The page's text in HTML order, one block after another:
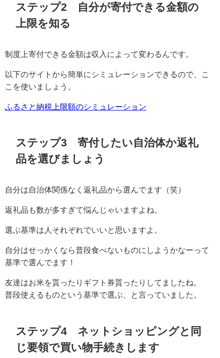
ステップ2 自分が寄付できる金額の
上限を知る
制度上寄付できる金額は収入によって変わるんです。
以下のサイトから簡単にシミュレーションできるので、こ
こを使いましょう。
ふるさと納税上限額のシミュレーション
ステップ3 寄付したい自治体か返礼
品を選びましょう
自分は自治体関係なく返礼品から選んでます（笑）
返礼品も数が多すぎて悩んじゃいますよね。
選ぶ基準は人それぞれでいいと思いますよ。
自分はせっかくなら普段食べないものにしようかなーって
基準で選んでます！
友達はお米を貰ったりギフト券貰ったりしてましたね。
普段使えるものという基準で選ぶ、と言っていました。
ステップ4 ネットショッピングと同
じ要領で買い物手続きします